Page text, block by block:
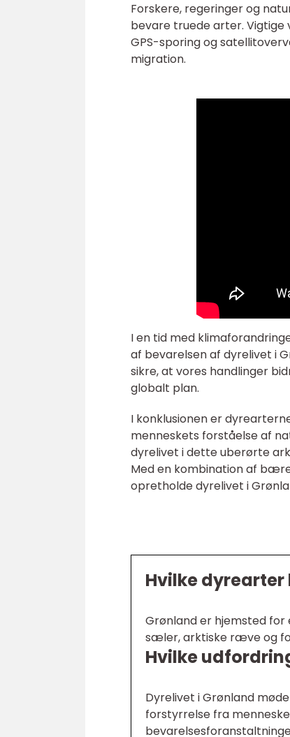
Forskere, regeringer og
bevare truede arter.
GPS-sporing og
migration.
I en tid med
af bevarelsen af dyrelivet i
sikre, at vores handlinger
globalt plan.
I konklusionen er
menneskets forståelse af
dyrelivet i dette uberørte
Med en kombination af
opretholde dyrelivet i
Hvilke dyrearter
Grønland er hjemsted for
sæler, arktiske ræve og
Hvilke
Dyrelivet i Grønland
forstyrrelse fra